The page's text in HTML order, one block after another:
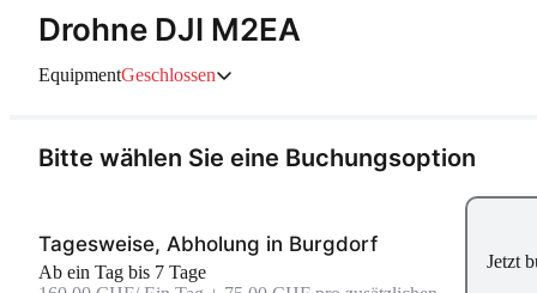
Drohne DJI M2EA
EquipmentGeschlossen
Bitte wählen Sie eine Buchungsoption
Tagesweise, Abholung in Burgdorf
Ab ein Tag bis 7 Tage
Jetzt